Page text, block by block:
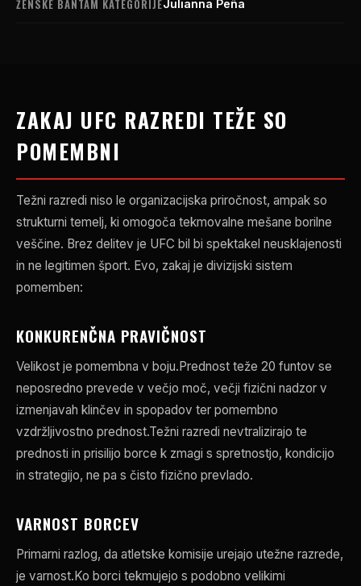
ŽENSKE BANTAM KATEGORIJEJulianna Peña
ZAKAJ UFC RAZREDI TEŽE SO
POMEMBNI
Težni razredi niso le organizacijska priročnost, ampak so
strukturni temelj, ki omogoča tekmovalne mešane borilne
veščine. Brez delitev je UFC bil bi spektakel neusklajenosti
in ne legitimen šport. Evo, zakaj je divizijski sistem
pomemben:
KONKURENČNA PRAVIČNOST
Velikost je pomembna v boju.Prednost teže 20 funtov se
neposredno prevede v večjo moč, večji fizični nadzor v
izmenjavah klinčev in spopadov ter pomembno
vzdržljivostno prednost.Težni razredi nevtralizirajo te
prednosti in prisilijo borce k zmagi s spretnostjo, kondicijo
in strategijo, ne pa s čisto fizično prevlado.
VARNOST BORCEV
Primarni razlog, da atletske komisije urejajo utežne razrede,
je varnost.Ko borci tekmujejo s podobno velikimi